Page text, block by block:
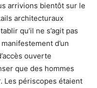
arrivions bientôt sur le
architecturaux
qu’il ne s’agit pas
manifestement d’un
ouverte
que des hommes
Les périscopes étaient